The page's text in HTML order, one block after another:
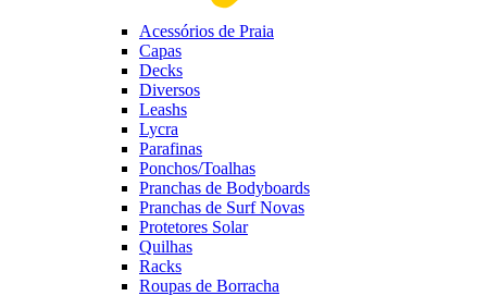
Acessórios de Praia
Capas
Decks
Diversos
Leashs
Lycra
Parafinas
Ponchos/Toalhas
Pranchas de Bodyboards
Pranchas de Surf Novas
Protetores Solar
Quilhas
Racks
Roupas de Borracha